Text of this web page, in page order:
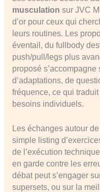
musculation sur JVC
d’or pour ceux qui
leurs routines. Les
éventail, du fullbody
push/pull/legs plus
proposé s’accompagne
d’adaptations, de
fréquence, ce qui
besoins individuels.
Les échanges autour
simple listing
de l’exécution
en garde contre les
débat peut s’engager
supersets, ou sur la